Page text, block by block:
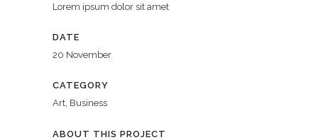
Lorem ipsum dolor sit amet
DATE
20 November
CATEGORY
Art, Business
ABOUT THIS PROJECT